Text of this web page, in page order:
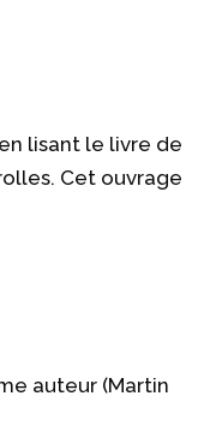
lisant le livre de
Cet ouvrage
auteur (Martin